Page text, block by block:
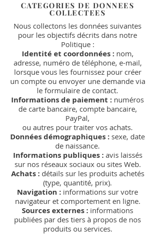
CATEGORIES DE DONNEES
COLLECTEES
Nous collectons les données suivantes
pour les objectifs décrits dans notre
Politique :
Identité et coordonnées : nom,
adresse, numéro de téléphone, e-mail,
lorsque vous les fournissez pour créer
un compte ou envoyer une demande via
le formulaire de contact.
Informations de paiement : numéros
de carte bancaire, compte bancaire,
PayPal,
ou autres pour traiter vos achats.
Données démographiques : sexe, date
de naissance.
Informations publiques : avis laissés
sur nos réseaux sociaux ou sites Web.
Achats : détails sur les produits achetés
(type, quantité, prix).
Navigation : informations sur votre
navigateur et comportement en ligne.
Sources externes : informations
publiées par des tiers à propos de nos
produits ou services.